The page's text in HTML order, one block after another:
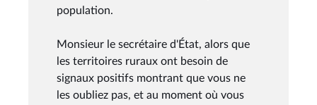
population.
Monsieur le secrétaire d'État, alors que
les territoires ruraux ont besoin de
signaux positifs montrant que vous ne
les oubliez pas, et au moment où vous